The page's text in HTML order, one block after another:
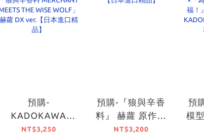
預購-
KADOKAWA
PLASTIC MODEL
NT$3,250
預購-『狼與辛香
料』 赫蘿 原作版
Non-scale模型
NT$3,200
預
模
日